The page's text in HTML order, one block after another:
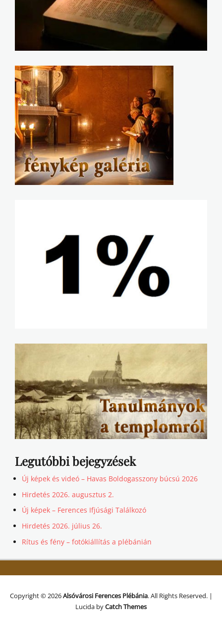
Legutóbbi bejegyzések
Új képek és videó – Havas Boldogasszony búcsú 2026
Hirdetés 2026. augusztus 2.
Új képek – Ferences Ifjúsági Találkozó
Hirdetés 2026. július 26.
Rítus és fény – fotókiállítás a plébánián
Copyright © 2026Alsóvárosi Ferences Plébánia. All Rights Reserved. |
Lucida byCatch Themes